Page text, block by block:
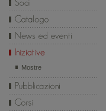
Mostre